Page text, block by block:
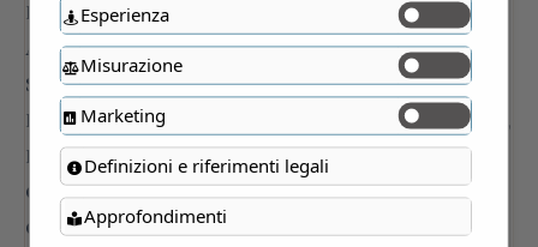
Esperienza
Misurazione
Marketing
Definizioni e riferimenti legali
Approfondimenti